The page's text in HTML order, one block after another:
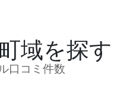
域を探す
口コミ件数